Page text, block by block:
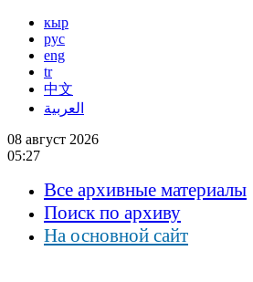
кыр
рус
eng
tr
中文
العربية
08 август 2026
05:27
Все архивные материалы
Поиск по архиву
На основной сайт